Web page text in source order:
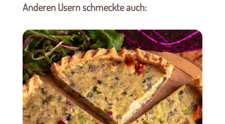
Anderen Usern schmeckte auch: